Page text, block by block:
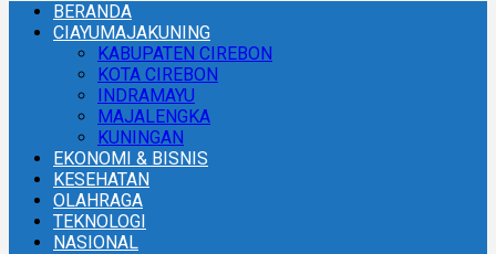
BERANDA
CIAYUMAJAKUNING
KABUPATEN CIREBON
KOTA CIREBON
INDRAMAYU
MAJALENGKA
KUNINGAN
EKONOMI & BISNIS
KESEHATAN
OLAHRAGA
TEKNOLOGI
NASIONAL